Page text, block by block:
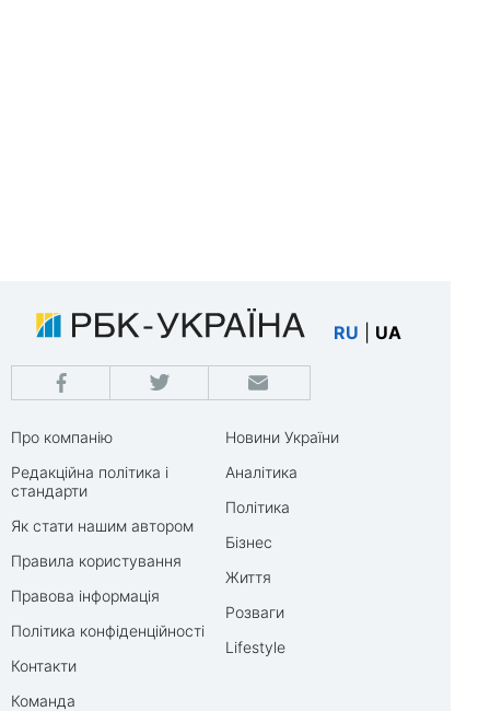
RU UA
Про компанію
Редакційна політика і
стандарти
Як стати нашим автором
Правила користування
Правова інформація
Політика конфіденційності
Контакти
Команда
Новини України
Аналітика
Політика
Бізнес
Життя
Розваги
Lifestyle